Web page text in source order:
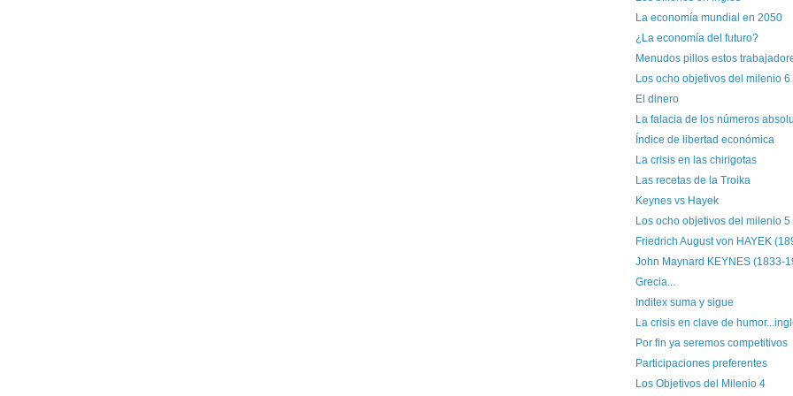
La economía mundial en 2050
¿La economía del futuro?
Menudos pillos estos
Los ocho objetivos del milenio 6
El dinero
La falacia de los números
Índice de libertad económica
La crisis en las chirigotas
Las recetas de la Troika
Keynes vs Hayek
Los ocho objetivos del milenio 5
Friedrich August von HAYEK
John Maynard KEYNES (1833-
Grecia...
Inditex suma y sigue
La crisis en clave de
Por fin ya seremos competitivos
Participaciones preferentes
Los Objetivos del Milenio 4